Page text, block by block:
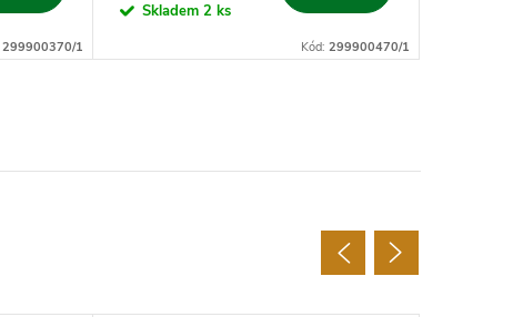
299900370/1
Skladem 2 ks
Kód: 299900470/1